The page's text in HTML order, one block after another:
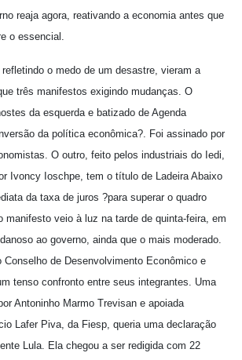
reaja agora, reativando a economia antes que
o essencial.
o medo de um desastre, vieram a
três manifestos exigindo mudanças. O
da esquerda e batizado de Agenda
da política econômica?. Foi assinado por
O outro, feito pelos industriais do Iedi,
Ivoncy Ioschpe, tem o título de Ladeira Abaixo
da taxa de juros ?para superar o quadro
manifesto veio à luz na tarde de quinta-feira, em
ao governo, ainda que o mais moderado.
Conselho de Desenvolvimento Econômico e
tenso confronto entre seus integrantes. Uma
Antoninho Marmo Trevisan e apoiada
Lafer Piva, da Fiesp, queria uma declaração
Lula. Ela chegou a ser redigida com 22